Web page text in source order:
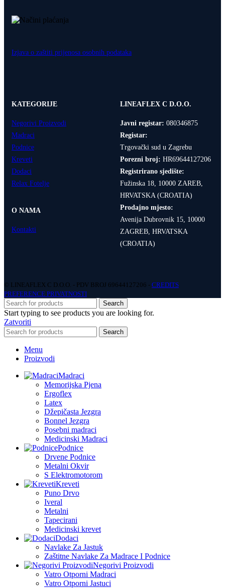
Izjava o zaštiti prijenosa osobnih podataka
KATEGORIJE
Negorivi Proizvodi
Madraci
Podnice
Kreveti
Dodaci
Relax Fotelje
O NAMA
Kontakti
LINEAFLEX C D.O.O.
Javni registar: 080346875
Registar:
Trgovački sud u Zagrebu
Porezni broj: HR69644127206
Registrirano sjedište:
Fužinska 18, 10000 ZAREB,
HRVATSKA (CROATIA)
Prodajno mjesto:
Avenija Dubrovnik 15, 10000
ZAGREB, HRVATSKA
(CROATIA)
© LINEAFLEX C D.O.O. - PDV BROJ 69644127206 - CREDITS
PREFERENCE PRIVATNOSTI
Search
Start typing to see products you are looking for.
Zatvoriti
Search
Menu
Proizvodi
Madraci
Memorijska Pjena
Ergoflex
Latex
Džepičasta Jezgra
Bonnel Jezgra
Posebni madraci
Medicinski Madraci
Podnice
Drvene Podnice
Metalni Okvir
S Elektromotorom
Kreveti
Puno Drvo
Iveral
Metalni
Tapecirani
Medicinski krevet
Dodaci
Navlake Za Jastuk
Zaštitne Navlake Za Madrace I Podnice
Negorivi Proizvodi
Vatro Otporni Madraci
Vatro Otporni Jastuci